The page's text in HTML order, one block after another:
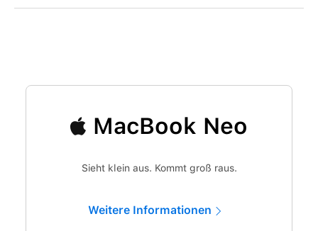
MacBook Neo
Sieht klein aus. Kommt groß raus.
Weitere Informationen